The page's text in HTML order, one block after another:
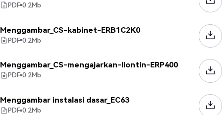
PDF 0.2Mb
Menggambar_CS-kabinet-ERB1C2K0
PDF 0.2Mb
Menggambar_CS-mengajarkan-liontin-ERP400
PDF 0.2Mb
Menggambar instalasi dasar_EC63
PDF 0.2Mb